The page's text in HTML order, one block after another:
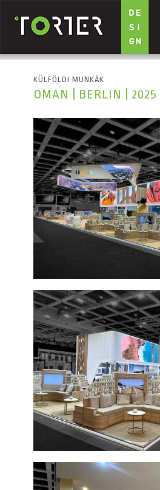
Ugrás a tartalomra
KÜLFÖLDI MUNKÁK
OMAN | BERLIN | 2025